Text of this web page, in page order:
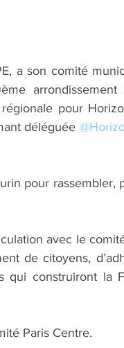
a son comité
arrondissement
pour
déléguée
pour rassembler,
avec le
de citoyens,
qui construiront la
Paris Centre.